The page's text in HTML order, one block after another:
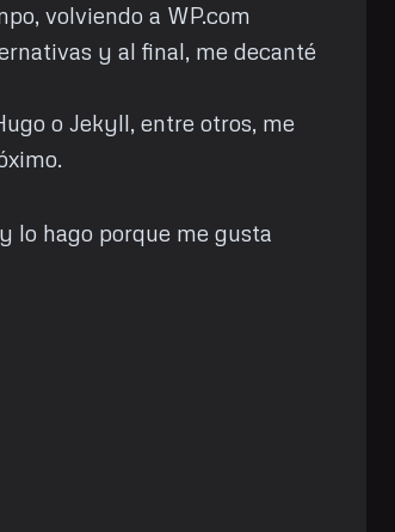
volviendo a WP.com
y al final, me decanté
o Jekyll, entre otros, me
lo hago porque me gusta